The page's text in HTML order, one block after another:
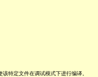
特定文件在调试模式下进行编译。